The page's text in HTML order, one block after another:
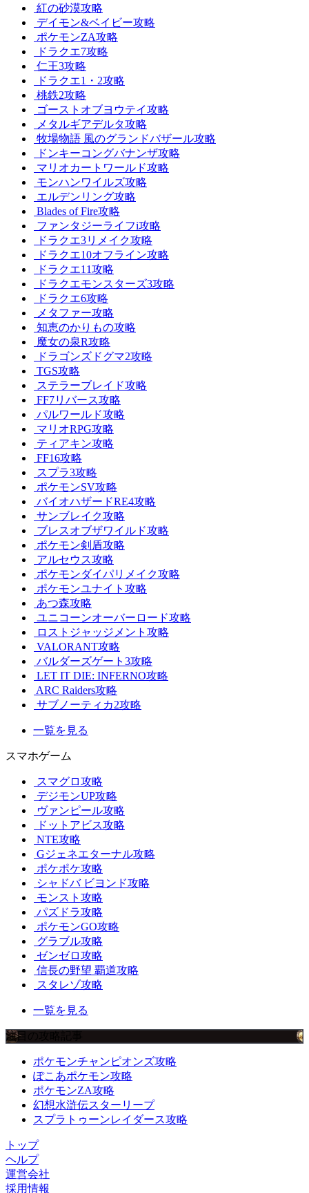
紅の砂漠攻略
デイモン&ベイビー攻略
ポケモンZA攻略
ドラクエ7攻略
仁王3攻略
ドラクエ1・2攻略
桃鉄2攻略
ゴーストオブヨウテイ攻略
メタルギアデルタ攻略
牧場物語 風のグランドバザール攻略
ドンキーコングバナンザ攻略
マリオカートワールド攻略
モンハンワイルズ攻略
エルデンリング攻略
Blades of Fire攻略
ファンタジーライフi攻略
ドラクエ3リメイク攻略
ドラクエ10オフライン攻略
ドラクエ11攻略
ドラクエモンスターズ3攻略
ドラクエ6攻略
メタファー攻略
知恵のかりもの攻略
魔女の泉R攻略
ドラゴンズドグマ2攻略
TGS攻略
ステラーブレイド攻略
FF7リバース攻略
パルワールド攻略
マリオRPG攻略
ティアキン攻略
FF16攻略
スプラ3攻略
ポケモンSV攻略
バイオハザードRE4攻略
サンブレイク攻略
ブレスオブザワイルド攻略
ポケモン剣盾攻略
アルセウス攻略
ポケモンダイパリメイク攻略
ポケモンユナイト攻略
あつ森攻略
ユニコーンオーバーロード攻略
ロストジャッジメント攻略
VALORANT攻略
バルダーズゲート3攻略
LET IT DIE: INFERNO攻略
ARC Raiders攻略
サブノーティカ2攻略
一覧を見る
スマホゲーム
スマグロ攻略
デジモンUP攻略
ヴァンピール攻略
ドットアビス攻略
NTE攻略
Gジェネエターナル攻略
ポケポケ攻略
シャドバ ビヨンド攻略
モンスト攻略
パズドラ攻略
ポケモンGO攻略
グラブル攻略
ゼンゼロ攻略
信長の野望 覇道攻略
スタレゾ攻略
一覧を見る
注目の攻略記事
ポケモンチャンピオンズ攻略
ぽこあポケモン攻略
ポケモンZA攻略
幻想水滸伝スターリープ
スプラトゥーンレイダース攻略
トップ
ヘルプ
運営会社
採用情報